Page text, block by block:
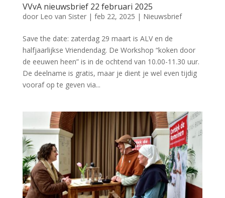
VVvA nieuwsbrief 22 februari 2025
door Leo van Sister| feb 22, 2025 | Nieuwsbrief
Save the date: zaterdag 29 maart is ALV en de
halfjaarlijkse Vriendendag. De Workshop “koken door
de eeuwen heen” is in de ochtend van 10.00-11.30 uur.
De deelname is gratis, maar je dient je wel even tijdig
vooraf op te geven via...